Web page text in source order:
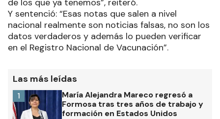
Y sentenció: “Esas notas que salen a nivel
nacional realmente son noticias falsas, no son los
datos verdaderos y además lo pueden verificar
en el Registro Nacional de Vacunación”.
Las más leídas
María Alejandra Mareco regresó a
Formosa tras tres años de trabajo y
formación en Estados Unidos
1